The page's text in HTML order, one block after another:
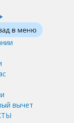
вычет